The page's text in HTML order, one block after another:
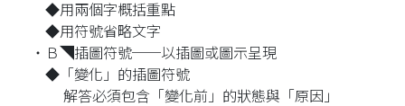
◆用兩個字概括重點
◆用符號省略文字
‧Ｂ◥插圖符號──以插圖或圖示呈現
◆「變化」的插圖符號
解答必須包含「變化前」的狀態與「原因」